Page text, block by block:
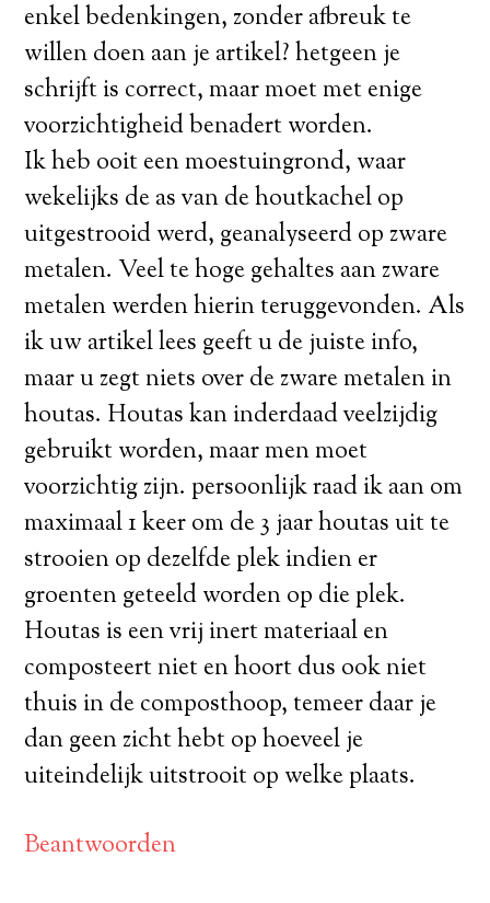
enkel bedenkingen, zonder afbreuk te
willen doen aan je artikel? hetgeen je
schrijft is correct, maar moet met enige
voorzichtigheid benadert worden.
Ik heb ooit een moestuingrond, waar
wekelijks de as van de houtkachel op
uitgestrooid werd, geanalyseerd op zware
metalen. Veel te hoge gehaltes aan zware
metalen werden hierin teruggevonden. Als
ik uw artikel lees geeft u de juiste info,
maar u zegt niets over de zware metalen in
houtas. Houtas kan inderdaad veelzijdig
gebruikt worden, maar men moet
voorzichtig zijn. persoonlijk raad ik aan om
maximaal 1 keer om de 3 jaar houtas uit te
strooien op dezelfde plek indien er
groenten geteeld worden op die plek.
Houtas is een vrij inert materiaal en
composteert niet en hoort dus ook niet
thuis in de composthoop, temeer daar je
dan geen zicht hebt op hoeveel je
uiteindelijk uitstrooit op welke plaats.
Beantwoorden